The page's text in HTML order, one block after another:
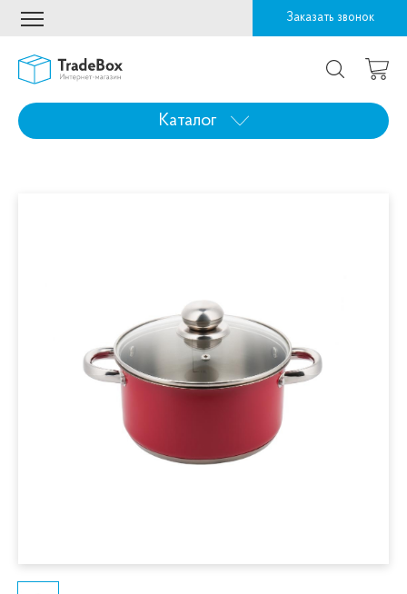
Заказать звонок
Каталог